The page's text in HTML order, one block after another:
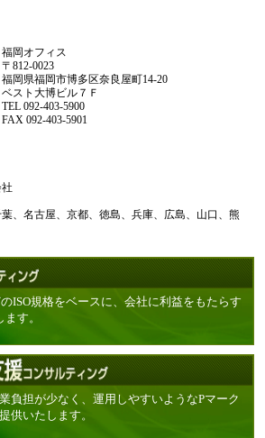
福岡オフィス
〒812-0023
福岡県福岡市博多区奈良屋町14-20
ベスト大博ビル７Ｆ
TEL 092-403-5900
FAX 092-403-5901
、名古屋、京都、徳島、兵庫、広島、山口、熊
ISO規格をベースに、会社に利益をもたらす
す。
負担が少なく、運用しやすいようなPマーク
供いたします。